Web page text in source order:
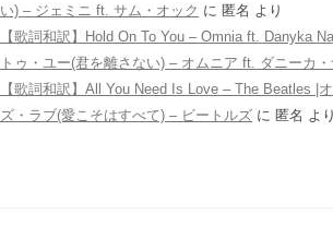
い) – ジェミニ ft. サム・オック に 匿名 より
【歌詞和訳】Hold On To You – Omnia ft. Danyka
トゥ・ユー(君を離さない) – オムニア ft. ダニーカ
【歌詞和訳】All You Need Is Love – The Beatles |
ズ・ラブ(愛こそはすべて) – ビートルズ に 匿名 より